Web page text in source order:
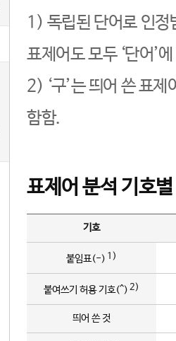
1) 독립된 단어로 인정
표제어도 모두 ‘단어’
2) ‘구’는 띄어 쓴 표
함함.
표제어 분석 기호
기호
붙임표(-) 1)
붙여쓰기 허용 기호(^) 2)
띄어 쓴 것